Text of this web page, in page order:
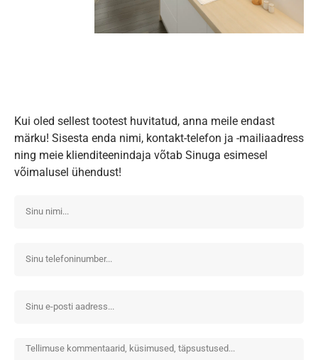
Kui oled sellest tootest huvitatud, anna meile endast
märku! Sisesta enda nimi, kontakt-telefon ja -mailiaadress
ning meie klienditeenindaja võtab Sinuga esimesel
võimalusel ühendust!